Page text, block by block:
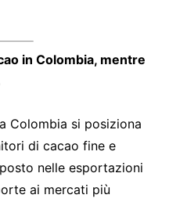
in Colombia, mentre
Colombia si posiziona
di cacao fine e
nelle esportazioni
ai mercati più